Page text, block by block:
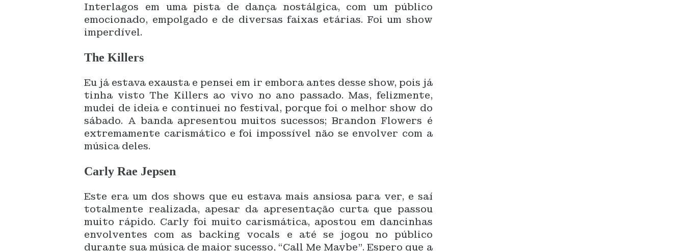
Interlagos em uma pista de dança nostálgica, com um público
emocionado, empolgado e de diversas faixas etárias. Foi um show
imperdível.
The Killers
Eu já estava exausta e pensei em ir embora antes desse show, pois já
tinha visto The Killers ao vivo no ano passado. Mas, felizmente,
mudei de ideia e continuei no festival, porque foi o melhor show do
sábado. A banda apresentou muitos sucessos; Brandon Flowers é
extremamente carismático e foi impossível não se envolver com a
música deles.
Carly Rae Jepsen
Este era um dos shows que eu estava mais ansiosa para ver, e saí
totalmente realizada, apesar da apresentação curta que passou
muito rápido. Carly foi muito carismática, apostou em dancinhas
envolventes com as backing vocals e até se jogou no público
durante sua música de maior sucesso, “Call Me Maybe”. Espero que a